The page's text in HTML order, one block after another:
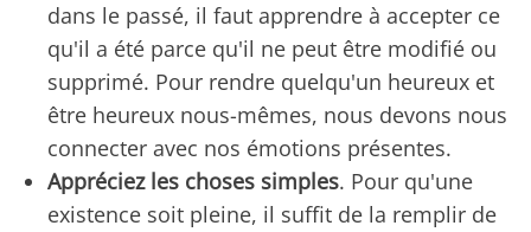
dans le passé, il faut apprendre à accepter ce
qu'il a été parce qu'il ne peut être modifié ou
supprimé. Pour rendre quelqu'un heureux et
être heureux nous-mêmes, nous devons nous
connecter avec nos émotions présentes.
Appréciez les choses simples. Pour qu'une
existence soit pleine, il suffit de la remplir de